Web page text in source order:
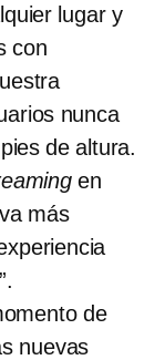
lugar y
con
nunca
de altura.
en
más
de
nuevas